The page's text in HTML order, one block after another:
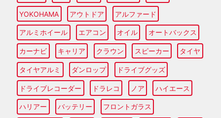
YOKOHAMA アウトドア アルファード
アルミホイール エアコン オイル オートバックス
カーナビ キャリア クラウン スピーカー タイヤ
タイヤアルミ ダンロップ ドライブグッズ
ドライブレコーダー ドラレコ ノア ハイエース
ハリアー バッテリー フロントガラス